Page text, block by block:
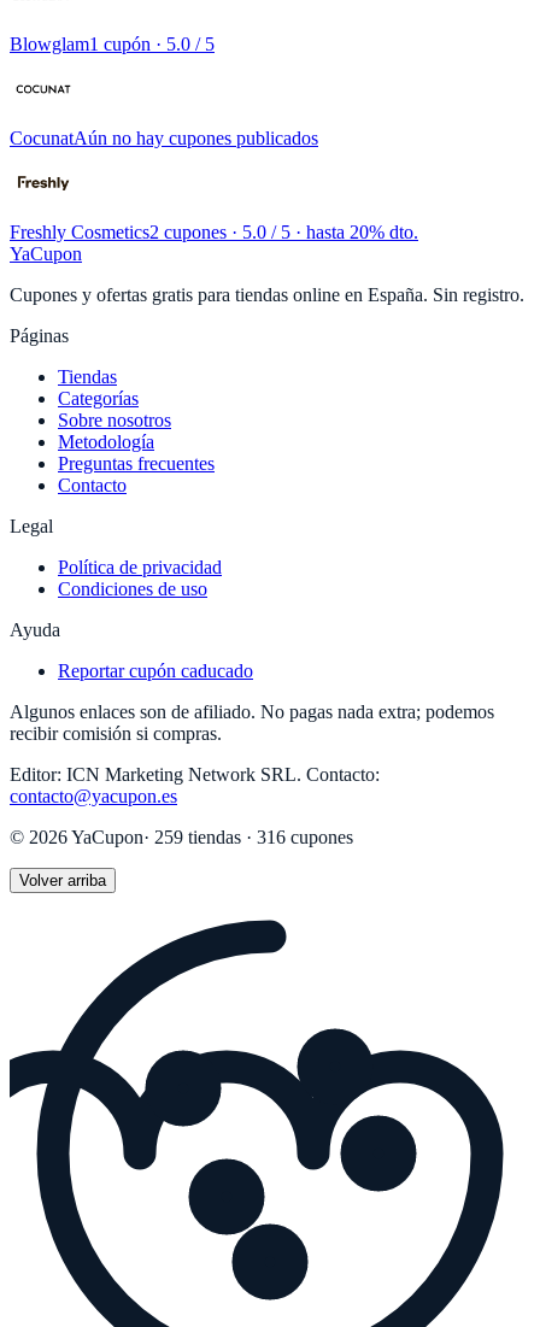
Blowglam1 cupón · 5.0 / 5
CocunatAún no hay cupones publicados
Freshly Cosmetics2 cupones · 5.0 / 5 · hasta 20% dto.
YaCupon
Cupones y ofertas gratis para tiendas online en España. Sin registro.
Páginas
Tiendas
Categorías
Sobre nosotros
Metodología
Preguntas frecuentes
Contacto
Legal
Política de privacidad
Condiciones de uso
Ayuda
Reportar cupón caducado
Algunos enlaces son de afiliado. No pagas nada extra; podemos
recibir comisión si compras.
Editor: ICN Marketing Network SRL. Contacto:
contacto@yacupon.es
© 2026YaCupon· 259 tiendas · 316 cupones
Volver arriba